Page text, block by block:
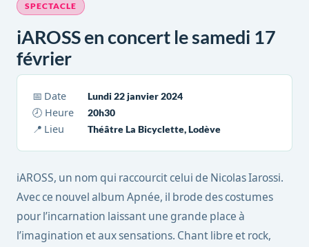
SPECTACLE
iAROSS en concert le samedi 17
février
📅 Date
Lundi 22 janvier 2024
🕗 Heure
20h30
📍 Lieu
Théâtre La Bicyclette, Lodève
iAROSS, un nom qui raccourcit celui de Nicolas Iarossi.
Avec ce nouvel album Apnée, il brode des costumes
pour l’incarnation laissant une grande place à
l’imagination et aux sensations. Chant libre et rock,